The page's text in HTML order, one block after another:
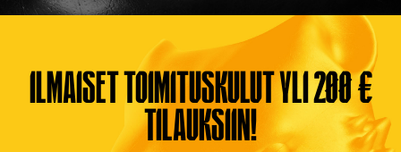
ILMAISET TOIMITUSKULUT YLI 200 €
TILAUKSIIN!